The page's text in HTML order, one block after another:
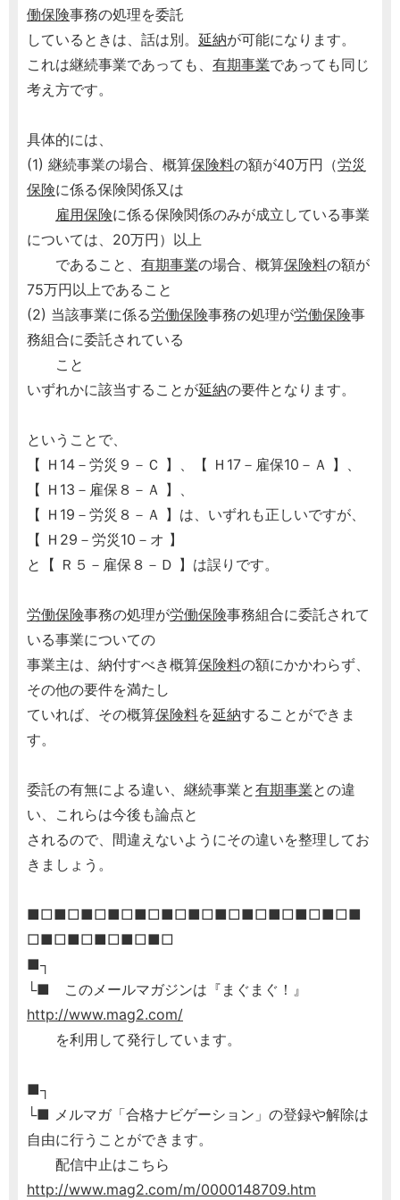
働保険事務の処理を委託
しているときは、話は別。 延納が可能になります。
これは継続事業であっても、 有期事業であっても同じ
考え方です。
具体的には、
(1) 継続事業の場合、概算保険料の額が40万円（労災
保険に係る保険関係又は
雇用保険に係る保険関係のみが成立している事業
については、20万円）以上
であること、 有期事業の場合、概算保険料の額が
75万円以上であること
(2) 当該事業に係る労働保険事務の処理が労働保険事
務組合に委託されている
こと
いずれかに該当することが延納の要件となります。
ということで、
【 Ｈ14－労災９－Ｃ 】、【 Ｈ17－雇保10－Ａ 】、
【 Ｈ13－雇保８－Ａ 】、
【 Ｈ19－労災８－Ａ 】は、いずれも正しいですが、
【 Ｈ29－労災10－オ 】
と【 Ｒ５－雇保８－Ｄ 】は誤りです。
労働保険事務の処理が労働保険事務組合に委託されて
いる事業についての
事業主は、納付すべき概算保険料の額にかかわらず、
その他の要件を満たし
ていれば、その概算保険料を延納することができま
す。
委託の有無による違い、継続事業と有期事業との違
い、これらは今後も論点と
されるので、間違えないようにその違いを整理してお
きましょう。
■□■□■□■□■□■□■□■□■□■□■□■□■
□■□■□■□■□■□
■┐
└■ このメールマガジンは『まぐまぐ！』
http://www.mag2.com/
を利用して発行しています。
■┐
└■ メルマガ「合格ナビゲーション」の登録や解除は
自由に行うことができます。
配信中止はこちら
http://www.mag2.com/m/0000148709.htm